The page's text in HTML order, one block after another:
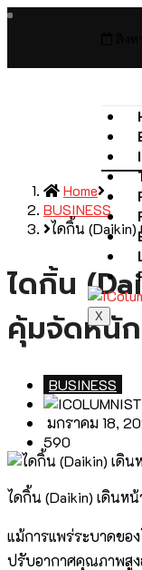
X
Home
BUSINESS
ไดกิ้น
ไดกิ้น
คุ้มจัดหนั
BUSINESS
มกราคม 18,
590
ไดกิ้น (Daikin) เดิน
แม้การแพร่ระบาดขอ
ปรับอากาศคุณภาพสูง